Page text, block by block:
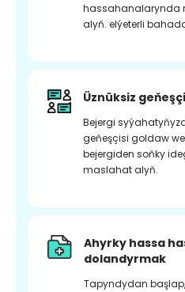
hassahanalarynda
alyň. elýeterli
Üznüksiz
Bejergi
geňeşçisi goldaw
bejergiden soňky
maslahat alyň.
Ahyrky hassa
dolandyrmak
Tapyndydan